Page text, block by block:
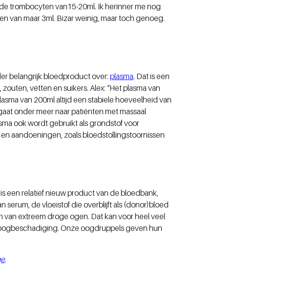
trombocyten van15-20ml. Ik herinner me nog
van maar 3ml. Bizar weinig, maar toch genoeg.
belangrijk bloedproduct over:plasma. Dat is een
vetten en suikers. Alex: “Het plasma van
van 200ml altijd een stabiele hoeveelheid van
onder meer naar patiënten met massaal
ook wordt gebruikt als grondstof voor
aandoeningen, zoals bloedstollingstoornissen
is een relatief nieuw product van de bloedbank,
serum, de vloeistof die overblijft als (donor)bloed
extreem droge ogen. Dat kan voor heel veel
Onze oogdruppels geven hun
.